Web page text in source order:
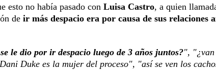
esto no había pasado con Luisa Castro, a quien
de ir más despacio era por causa de sus relaciones
le dio por ir despacio luego de 3 años juntos?", "¿van
Duke es la mujer del proceso", "así se ven los